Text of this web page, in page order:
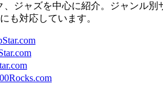
ジャズを中心に紹介。ジャンル別
も対応しています。